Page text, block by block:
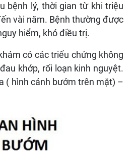
bệnh lý, thời gian từ khi triệu
vài năm. Bệnh thường được
hiểm, khó điều trị.
có các triểu chứng không
khớp, rối loạn kinh nguyệt.
( hình cánh bướm trên mặt) –